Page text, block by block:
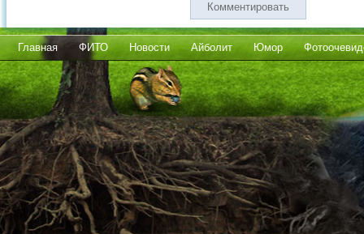
Комментировать
Главная ФИТО Новости Айболит Юмор